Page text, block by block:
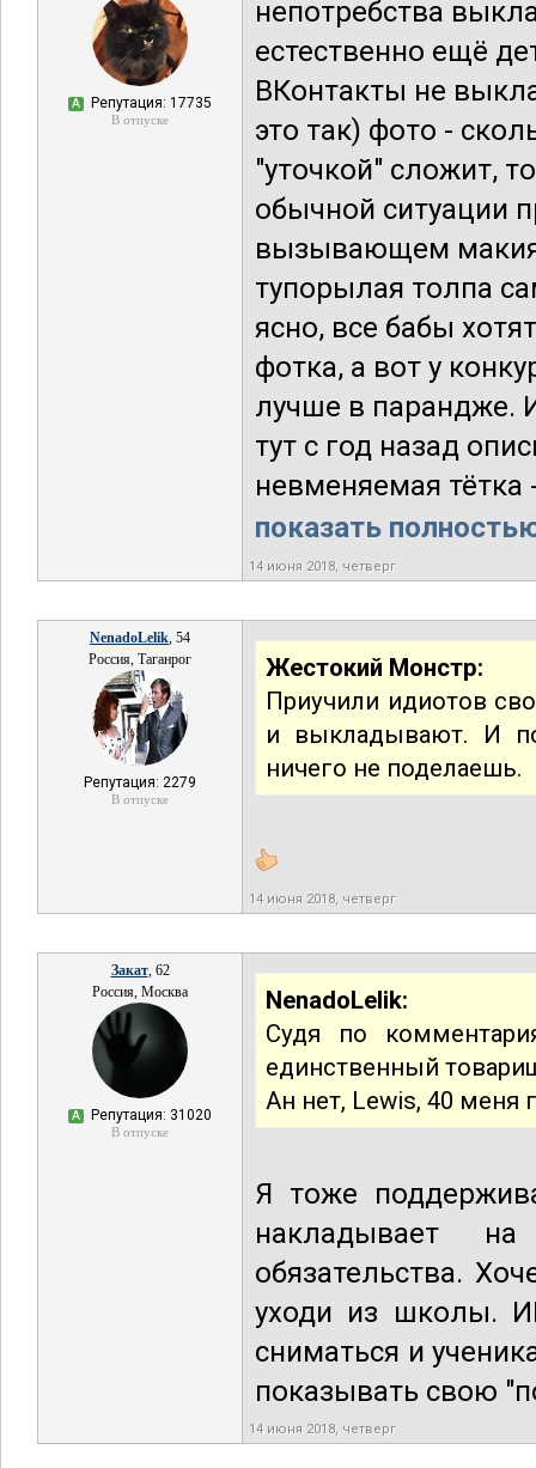
А Репутация: 17735
В отпуске
непотребства
естественно ещё
ВКонтакты не
это так) фото -
"уточкой" сложит,
обычной ситуации
вызывающем
тупорылая толпа
ясно, все бабы
фотка, а вот у
лучше в парандже.
тут с год назад
невменяемая тётка
показать
14 июня 2018, четверг
NenadoLelik, 54
Россия, Таганрог
Репутация: 2279
В отпуске
Жестокий Монстр:
Приучили идиотов
и выкладывают. И
ничего не поделаешь.
14 июня 2018, четверг
Закат, 62
Россия, Москва
А Репутация: 31020
В отпуске
NenadoLelik:
Судя по
единственный
Ан нет, Lewis, 40 меня
Я тоже
накладывает
обязательства.
уходи из школы.
сниматься и
показывать свою
14 июня 2018, четверг